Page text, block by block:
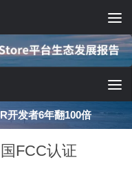
开发者6年翻100倍
FCC认证